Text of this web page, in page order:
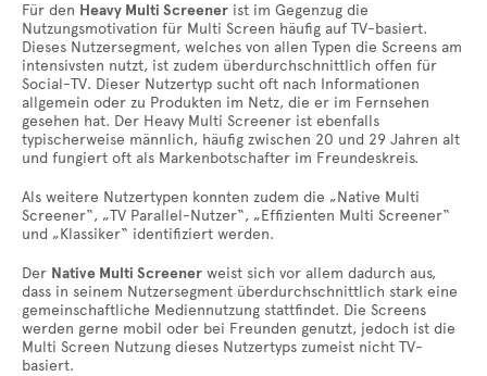
Für den Heavy Multi Screener ist im Gegenzug die
Nutzungsmotivation für Multi Screen häufig auf TV-basiert.
Dieses Nutzersegment, welches von allen Typen die Screens am
intensivsten nutzt, ist zudem überdurchschnittlich offen für
Social-TV. Dieser Nutzertyp sucht oft nach Informationen
allgemein oder zu Produkten im Netz, die er im Fernsehen
gesehen hat. Der Heavy Multi Screener ist ebenfalls
typischerweise männlich, häufig zwischen 20 und 29 Jahren alt
und fungiert oft als Markenbotschafter im Freundeskreis.
Als weitere Nutzertypen konnten zudem die „Native Multi
Screener“, „TV Parallel-Nutzer“, „Effizienten Multi Screener“
und „Klassiker“ identifiziert werden.
Der Native Multi Screener weist sich vor allem dadurch aus,
dass in seinem Nutzersegment überdurchschnittlich stark eine
gemeinschaftliche Mediennutzung stattfindet. Die Screens
werden gerne mobil oder bei Freunden genutzt, jedoch ist die
Multi Screen Nutzung dieses Nutzertyps zumeist nicht TV-
basiert.